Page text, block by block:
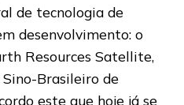
de tecnologia de
desenvolvimento: o
Resources Satellite,
Brasileiro de
este que hoje já se